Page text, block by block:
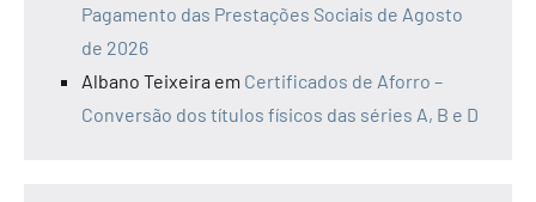
Pagamento das Prestações Sociais de Agosto
de 2026
Albano Teixeira em Certificados de Aforro –
Conversão dos títulos físicos das séries A, B e D